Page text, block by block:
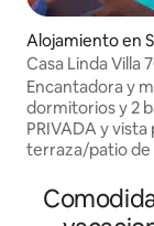
Alojamiento en
Casa Linda Villa
mar 2 BR
Encantadora y
dormitorios y 2
PRIVADA y
terraza/patio de la
segura de
a pie de todos